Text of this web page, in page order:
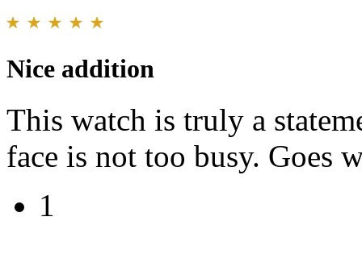
Nice addition
This watch is truly a
face is not too busy. Goes
1